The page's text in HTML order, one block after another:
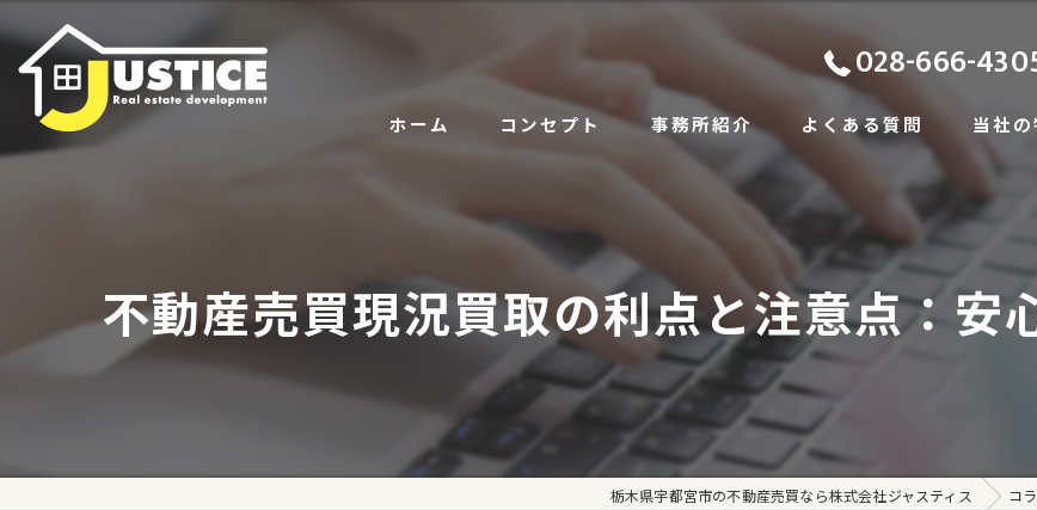
028-666-
ホーム コンセプト
代表あいさつ
事務所紹介 よくある質問 当社
土地
戸建て
相続
不動産売買現況買取の利点と注意点：安
栃木県宇都宮市の不動産売買なら株式会社ジャスティス コ